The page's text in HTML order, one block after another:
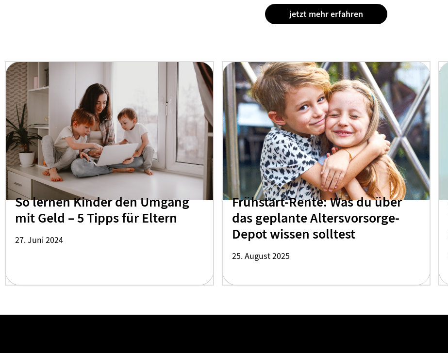
jetzt mehr erfahren
So lernen Kinder den Umgang
mit Geld – 5 Tipps für Eltern
27. Juni 2024
Frühstart-Rente: Was du über
das geplante Altersvorsorge-
Depot wissen solltest
25. August 2025